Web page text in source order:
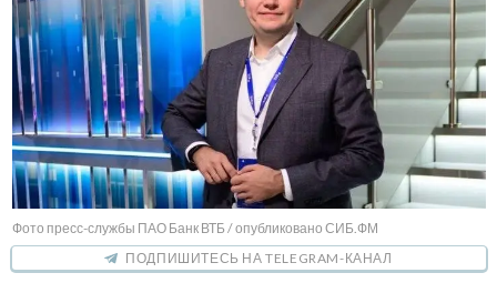
Фото пресс-службы ПАО Банк ВТБ / опубликовано СИБ.ФМ
ПОДПИШИТЕСЬ НА TELEGRAM-КАНАЛ